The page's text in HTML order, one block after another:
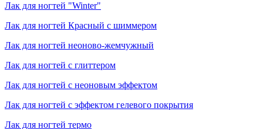
Лак для ногтей "Winter"
Лак для ногтей Красный с шиммером
Лак для ногтей неоново-жемчужный
Лак для ногтей с глиттером
Лак для ногтей с неоновым эффектом
Лак для ногтей с эффектом гелевого покрытия
Лак для ногтей термо